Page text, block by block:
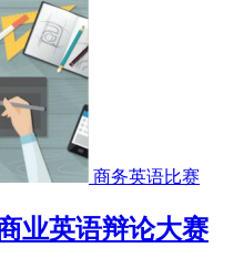
商务英语比赛
业英语辩论大赛